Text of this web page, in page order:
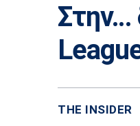
Στην…
THE INSIDER